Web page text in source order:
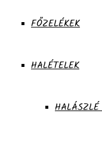
FŐZELÉKEK
HALÉTELEK